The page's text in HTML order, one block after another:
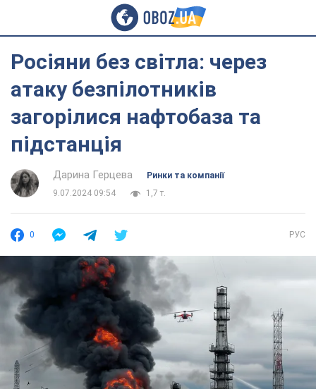
Росіяни без світла: через
атаку безпілотників
загорілися нафтобаза та
підстанція
Дарина Герцева
Ринки та компанії
9.07.2024 09:54
1,7 т.
0 РУС